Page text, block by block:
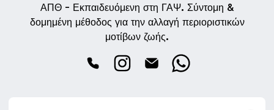
ΑΠΘ - Εκπαιδευόμενη στη ΓΑΨ. Σύντομη &
δομημένη μέθοδος για την αλλαγή περιοριστικών
μοτίβων ζωής.